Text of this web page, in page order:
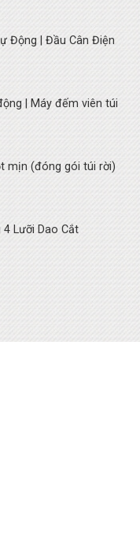
Động | Đầu Cân Điện
| Máy đếm viên túi
mịn (đóng gói túi rời)
Lưỡi Dao Cắt